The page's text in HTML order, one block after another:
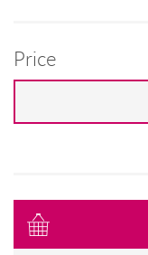
Price